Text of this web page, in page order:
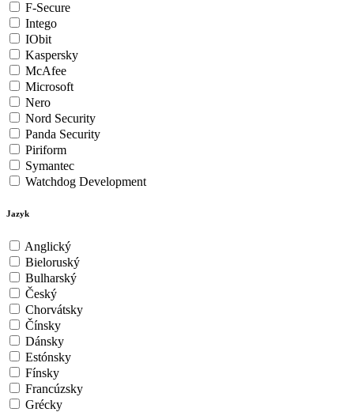
F-Secure
Intego
IObit
Kaspersky
McAfee
Microsoft
Nero
Nord Security
Panda Security
Piriform
Symantec
Watchdog Development
Jazyk
Anglický
Bieloruský
Bulharský
Český
Chorvátsky
Čínsky
Dánsky
Estónsky
Fínsky
Francúzsky
Grécky